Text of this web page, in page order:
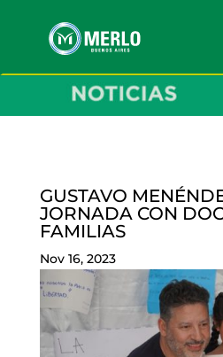
GUSTAVO
JORNADA CON
FAMILIAS
Nov 16, 2023